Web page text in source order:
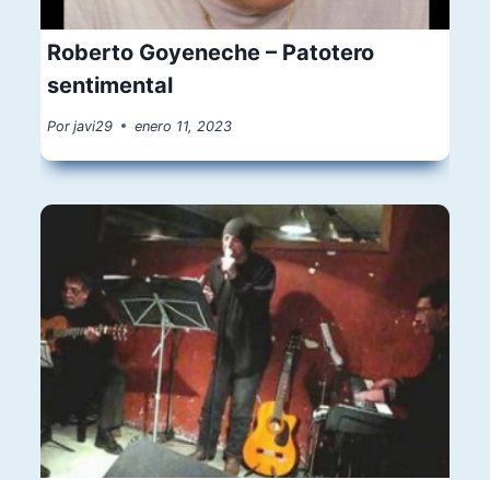
Roberto Goyeneche – Patotero
sentimental
Por javi29 enero 11, 2023